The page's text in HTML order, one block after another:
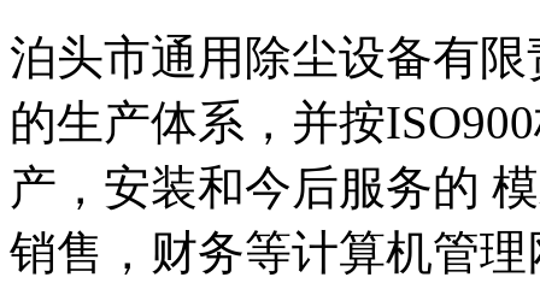
泊头市通用除尘设备有
的生产体系，并按
产，安装和今后服务的
销售，财务等计算机管